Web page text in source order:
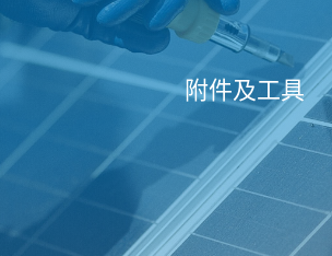
附件及工具